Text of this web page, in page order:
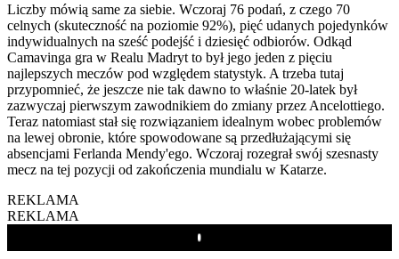
Liczby mówią same za siebie. Wczoraj 76 podań, z czego 70
celnych (skuteczność na poziomie 92%), pięć udanych pojedynków
indywidualnych na sześć podejść i dziesięć odbiorów. Odkąd
Camavinga gra w Realu Madryt to był jego jeden z pięciu
najlepszych meczów pod względem statystyk. A trzeba tutaj
przypomnieć, że jeszcze nie tak dawno to właśnie 20-latek był
zazwyczaj pierwszym zawodnikiem do zmiany przez Ancelottiego.
Teraz natomiast stał się rozwiązaniem idealnym wobec problemów
na lewej obronie, które spowodowane są przedłużającymi się
absencjami Ferlanda Mendy'ego. Wczoraj rozegrał swój szesnasty
mecz na tej pozycji od zakończenia mundialu w Katarze.
REKLAMA
REKLAMA
Play